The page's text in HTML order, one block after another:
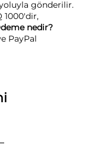
1000'dir,
PayPal